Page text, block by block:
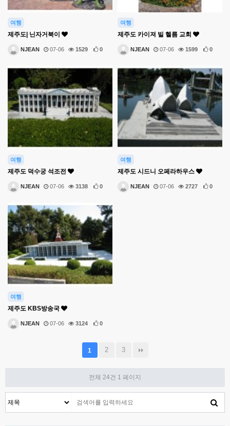
여행
제주도| 닌자거북이
NJEAN 07-06 1529 0
여행
제주도 카이져 빌 헬름 교회
NJEAN 07-06 1599 0
여행
제주도 덕수궁 석조전
NJEAN 07-06 3138 0
여행
제주도 시드니 오페라하우스
NJEAN 07-06 2727 0
여행
제주도 KBS방송국
NJEAN 07-06 3124 0
1 2 3
전체 24건 1 페이지